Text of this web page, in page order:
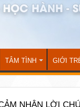
TÂM TÌNH GIỚI
NHẬN LỜI